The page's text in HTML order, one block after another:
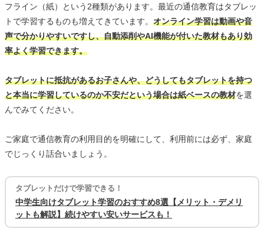
フライン（紙）という2種類があります。最近の通信教育はタブレッ
トで学習するものも増えてきています。 オンライン学習は動画や音
声で分かりやすいですし、自動添削やAI機能が付いた教材もあり効
率よく学習できます。
タブレットに抵抗があるお子さんや、どうしてもタブレットを持つ
と本当に学習しているのか不安だという場合は紙ベースの教材を選
んでみてください。
ご家庭で通信教育の利用目的を明確にして、利用前には必ず、家庭
でじっくり話合いましょう。
タブレットだけで学習できる！
中学生向けタブレット学習のおすすめ8選【メリット・デメリ
ットも解説】続けやすい安いサービスも！